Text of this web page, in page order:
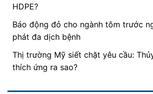
HDPE?
Báo động đỏ cho ngành tôm trước
phát đa dịch bệnh
Thị trường Mỹ siết chặt yêu cầu:
thích ứng ra sao?